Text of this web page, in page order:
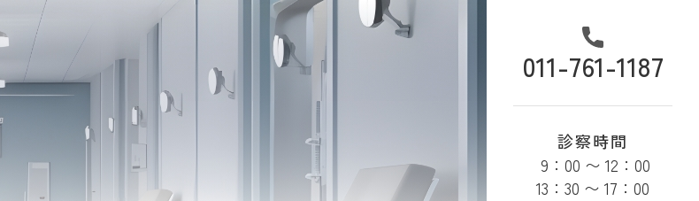
011-761-1187
診察時間
9：00 〜 12：00
13：30 〜 17：00